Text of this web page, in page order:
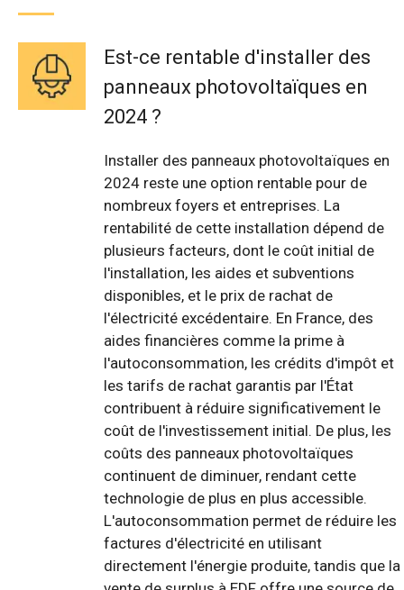
Est-ce rentable d'installer des
panneaux photovoltaïques en
2024 ?
Installer des panneaux photovoltaïques en
2024 reste une option rentable pour de
nombreux foyers et entreprises. La
rentabilité de cette installation dépend de
plusieurs facteurs, dont le coût initial de
l'installation, les aides et subventions
disponibles, et le prix de rachat de
l'électricité excédentaire. En France, des
aides financières comme la prime à
l'autoconsommation, les crédits d'impôt et
les tarifs de rachat garantis par l'État
contribuent à réduire significativement le
coût de l'investissement initial. De plus, les
coûts des panneaux photovoltaïques
continuent de diminuer, rendant cette
technologie de plus en plus accessible.
L'autoconsommation permet de réduire les
factures d'électricité en utilisant
directement l'énergie produite, tandis que la